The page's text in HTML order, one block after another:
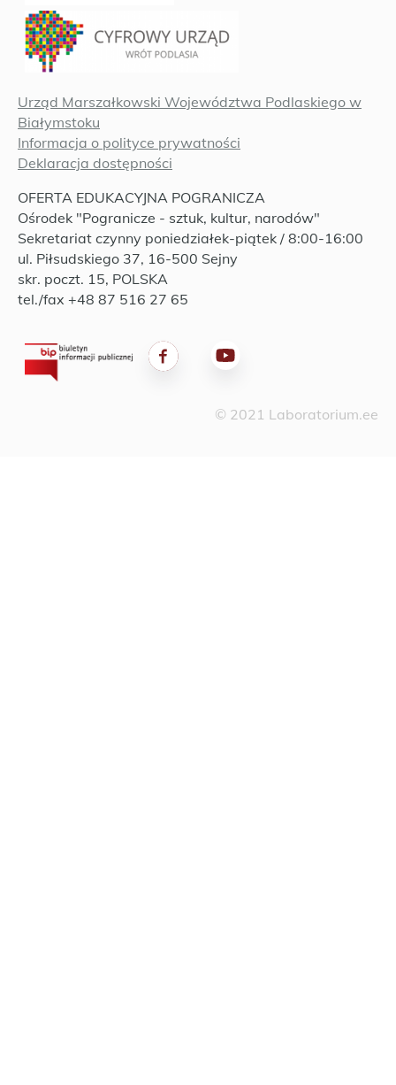
Urząd Marszałkowski Województwa Podlaskiego w
Białymstoku
Informacja o polityce prywatności
Deklaracja dostępności
OFERTA EDUKACYJNA POGRANICZA
Ośrodek "Pogranicze - sztuk, kultur, narodów"
Sekretariat czynny poniedziałek-piątek / 8:00-16:00
ul. Piłsudskiego 37, 16-500 Sejny
skr. poczt. 15, POLSKA
tel./fax +48 87 516 27 65
© 2021 Laboratorium.ee